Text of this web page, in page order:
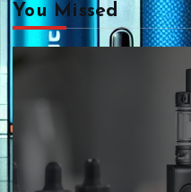
You Missed